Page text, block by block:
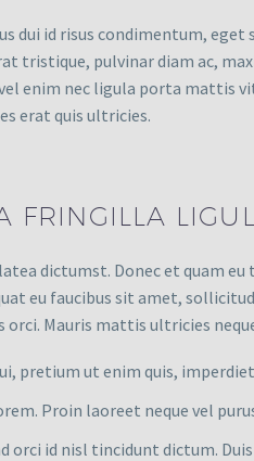
dui id risus condimentum,
tristique, pulvinar diam ac,
enim nec ligula porta mattis
erat quis ultricies.
FRINGILLA
dictumst. Donec et quam
eu faucibus sit amet,
orci. Mauris mattis ultricies
pretium ut enim quis,
Proin laoreet neque vel
orci id nisl tincidunt dictum.